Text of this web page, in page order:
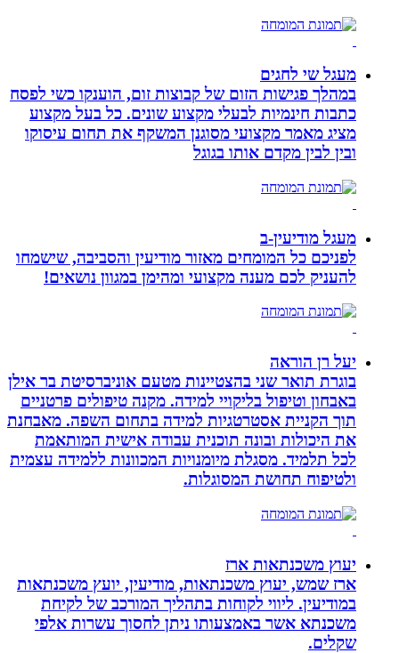
מעגל שי לחגים
במהלך פגישות הזום של קבוצות זום, הוענקו כשי לפסח
כתבות חינמיות לבעלי מקצוע שונים. כל בעל מקצוע
מציג מאמר מקצועי מסוגנן המשקף את תחום עיסוקו
ובין לבין מקדם אותו בגוגל
מעגל מודיעין-ב
לפניכם כל המומחים מאזור מודיעין והסביבה, שישמחו
להעניק לכם מענה מקצועי ומהימן במגוון נושאים!
יעל רן הוראה
בוגרת תואר שני בהצטיינות מטעם אוניברסיטת בר אילן
באבחון וטיפול בליקויי למידה. מקנה טיפולים פרטניים
תוך הקניית אסטרטגיות למידה בתחום השפה. מאבחנת
את היכולות ובונה תוכנית עבודה אישית המותאמת
לכל תלמיד. מסגלת מיומנויות המכוונות ללמידה עצמית
ולטיפוח תחושת המסוגלות.
יעוץ משכנתאות ארז
ארז שמש, יעוץ משכנתאות, מודיעין, יועץ משכנתאות
במודיעין. ליווי לקוחות בתהליך המורכב של לקיחת
משכנתא אשר באמצעותו ניתן לחסוך עשרות אלפי
שקלים.